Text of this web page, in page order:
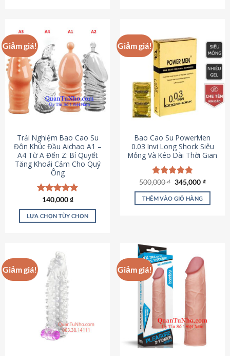
Giảm giá!
Trải Nghiệm Bao Cao Su
Đôn Khúc Đầu Aichao A1 –
A4 Từ A Đến Z: Bí Quyết
Tăng Khoái Cảm Cho Quý
Ông
Được xếp
hạng4.88
5 sao
140,000₫
LỰA CHỌN TÙY CHỌN
có
nhiều
biến
thể.
Các
tùy
chọn
có
Giảm giá!
Bao Cao Su PowerMen
0.03 Invi Long Shock Siêu
Mỏng Và Kéo Dài Thời Gian
Được xếp
hạng4.85
5 sao
500,000₫ Giá
là:
500,000 ₫.
345,000₫Giá
tại
THÊM VÀO GIỎ HÀNG
Giảm giá! Giảm giá!